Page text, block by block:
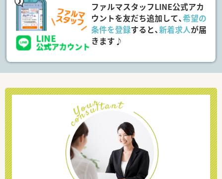
ファルマスタッフLINE公式アカ
ウントを友だち追加して、希望の
条件を登録すると、新着求人が届
きます♪